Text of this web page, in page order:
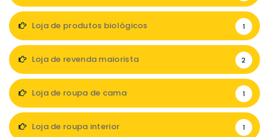
Loja de produtos biológicos 1
Loja de revenda maiorista 2
Loja de roupa de cama 1
Loja de roupa interior 1